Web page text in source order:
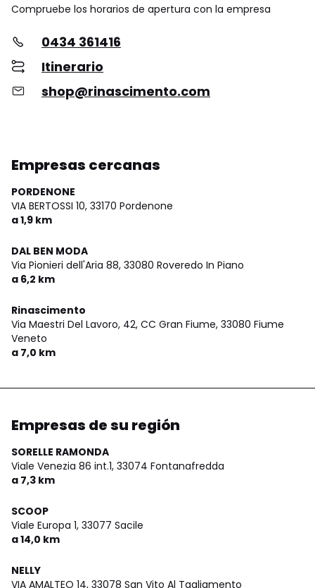
Compruebe los horarios de apertura con la empresa
0434 361416
Itinerario
shop@rinascimento.com
Empresas cercanas
PORDENONE
VIA BERTOSSI 10, 33170 Pordenone
a 1,9 km
DAL BEN MODA
Via Pionieri dell'Aria 88, 33080 Roveredo In Piano
a 6,2 km
Rinascimento
Via Maestri Del Lavoro, 42, CC Gran Fiume, 33080 Fiume
Veneto
a 7,0 km
Empresas de su región
SORELLE RAMONDA
Viale Venezia 86 int.1, 33074 Fontanafredda
a 7,3 km
SCOOP
Viale Europa 1, 33077 Sacile
a 14,0 km
NELLY
VIA AMALTEO 14, 33078 San Vito Al Tagliamento